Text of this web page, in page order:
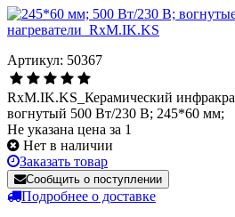
Артикул: 50367
RxM.IK.KS_Керамический
вогнутый 500 Вт/230 В; 245*60 мм;
Не указана цена за 1
Нет в наличии
Заказать товар
Сообщить о поступлении
Подробнее о доставке